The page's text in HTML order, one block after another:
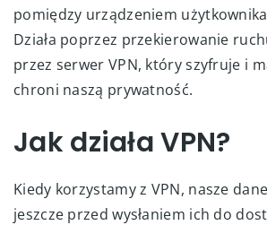
pomiędzy urządzeniem
Działa poprzez przekierowanie
przez serwer VPN, który szyfruje i
chroni naszą prywatność.
Jak działa VPN?
Kiedy korzystamy z VPN, nasze
jeszcze przed wysłaniem ich do